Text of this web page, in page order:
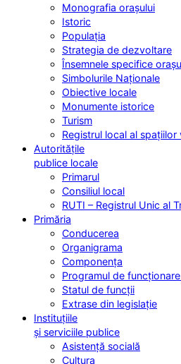
Monografia orașului
Istoric
Populația
Strategia de dezvoltare
Însemnele specifice
Simbolurile Naționale
Obiective locale
Monumente istorice
Turism
Registrul local al spațiilor
Autoritățile
publice locale
Primarul
Consiliul local
RUTI – Registrul Unic al
Primăria
Conducerea
Organigrama
Componența
Programul de
Statul de funcții
Extrase din legislație
Instituțiile
și serviciile publice
Asistență socială
Cultura